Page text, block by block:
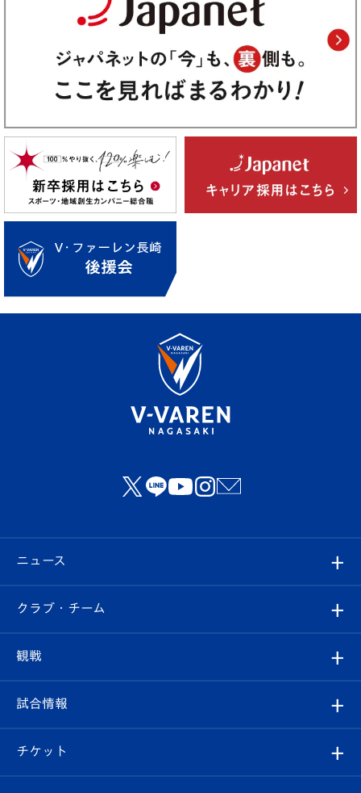
ニュース
すべて
クラブ
試合情報
クラブ・チーム
クラブ概要
エンブレム紹介
観戦
観戦ルール
はじめての観戦ガイド
試合情報
試合日程/結果
チケット